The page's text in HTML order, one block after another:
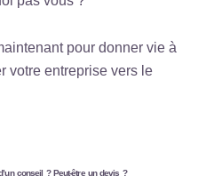
pour donner vie à
votre entreprise vers le
conseil ? Peut-être un devis ?